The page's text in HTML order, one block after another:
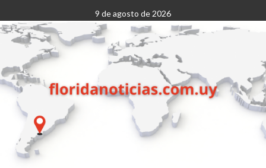
al
contenido
9 de agosto de 2026